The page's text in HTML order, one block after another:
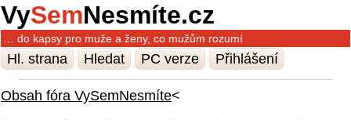
VySemNesmíte.cz
… do kapsy pro muže a ženy, co mužům rozumí
Hl. strana Hledat PC verze Přihlášení
Obsah fóra VySemNesmíte<